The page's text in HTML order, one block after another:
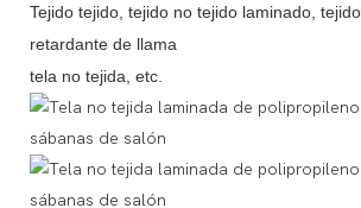
Tejido tejido, tejido no tejido laminado,
retardante de llama
tela no tejida, etc.